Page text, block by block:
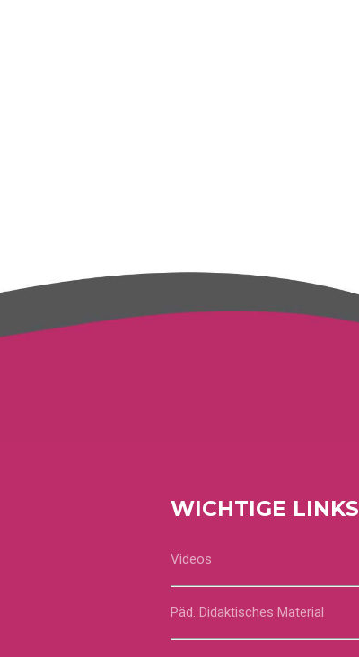
WICHTIGE LINKS
Videos
Päd. Didaktisches Material